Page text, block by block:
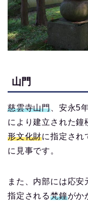
山門
慈雲寺山門 、安永5
により建立された鐘
形文化財に指定され
に見事です。
また、内部には応
指定される梵鐘がか